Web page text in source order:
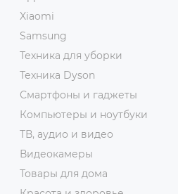
Xiaomi
Samsung
Техника для уборки
Техника Dyson
Смартфоны и гаджеты
Компьютеры и ноутбуки
ТВ, аудио и видео
Видеокамеры
Товары для дома